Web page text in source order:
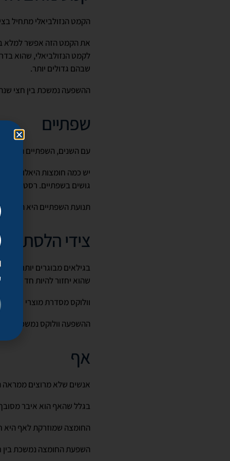
הקמט הנזולביאלי מתחיל
את הקמט הזה אפשר למלא
שבהם גדולים יותר.
ההשפעה נמשכת בין חצי
שפתיים
עם השנים, השפתיים הופכות
יש כמה חומצות
גושים בשפתיים. רסטילן KYSSE הוא דוגמה מצוינת לחומר שמתאים להזרקה בשפתיים.
תנועת השפתיים היא תכופה
צידי הלסת
בגילאים מבוגרים יותר, קו
שהוא יחזור להיות חד
וולוקס מסדרת מוצרי
ההשפעה וולוקס נמשכת
אף
אנשים שלא מרוצים ממראה
בגלל שהאף הוא איבר
החומצה שמוזרקת לאף היא
השפעת החומצה נמשכת